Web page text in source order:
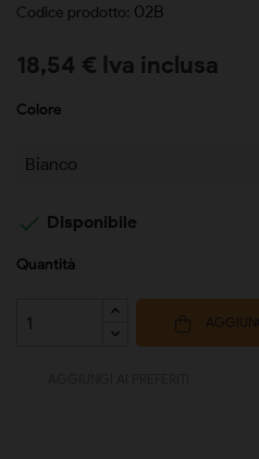
Codice prodotto: 02B
18,54 € Iva inclusa
Colore
 Disponibile
Quantità